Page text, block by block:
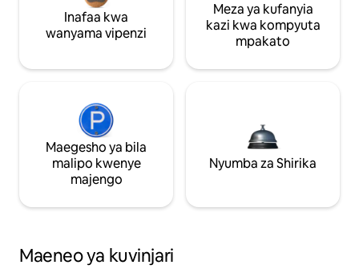
Inafaa kwa
wanyama vipenzi
Meza ya kufanyia
kazi kwa kompyuta
mpakato
Maegesho ya bila
malipo kwenye
majengo
Nyumba za Shirika
Maeneo ya kuvinjari